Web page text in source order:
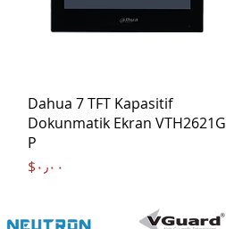
Quick View
Dahua 7 TFT Kapasitif
Dokunmatik Ekran VTH2621G
P
Price
‎$۰٫۰۰